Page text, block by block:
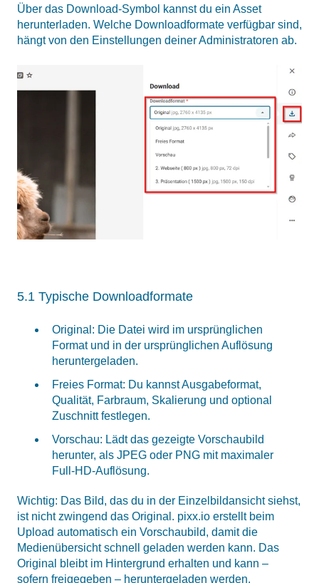
Über das Download-Symbol kannst du ein Asset
herunterladen. Welche Downloadformate verfügbar sind,
hängt von den Einstellungen deiner Administratoren ab.
5.1 Typische Downloadformate
Original: Die Datei wird im ursprünglichen
Format und in der ursprünglichen Auflösung
heruntergeladen.
Freies Format: Du kannst Ausgabeformat,
Qualität, Farbraum, Skalierung und optional
Zuschnitt festlegen.
Vorschau: Lädt das gezeigte Vorschaubild
herunter, als JPEG oder PNG mit maximaler
Full-HD-Auflösung.
Wichtig: Das Bild, das du in der Einzelbildansicht siehst,
ist nicht zwingend das Original. pixx.io erstellt beim
Upload automatisch ein Vorschaubild, damit die
Medienübersicht schnell geladen werden kann. Das
Original bleibt im Hintergrund erhalten und kann –
sofern freigegeben – heruntergeladen werden.